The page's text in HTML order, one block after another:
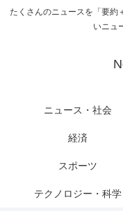
たくさんのニュースを「要約
いニュ
ニュース・社会
経済
スポーツ
テクノロジー・科学